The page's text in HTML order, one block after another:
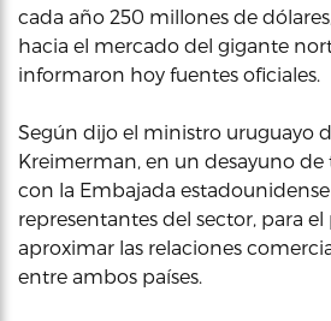
cada año 250 millones de
hacia el mercado del gigante
informaron hoy fuentes oficiales.
Según dijo el ministro uruguayo
Kreimerman, en un desayuno
con la Embajada
representantes del sector, para
aproximar las relaciones
entre ambos países.